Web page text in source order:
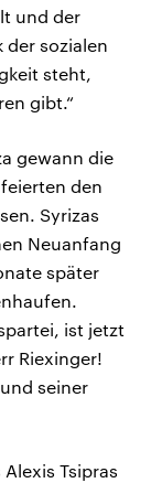
und der
der sozialen
steht,
gibt.“
gewann die
den
Syrizas
Neuanfang
später
ist jetzt
Riexinger!
seiner
Tsipras